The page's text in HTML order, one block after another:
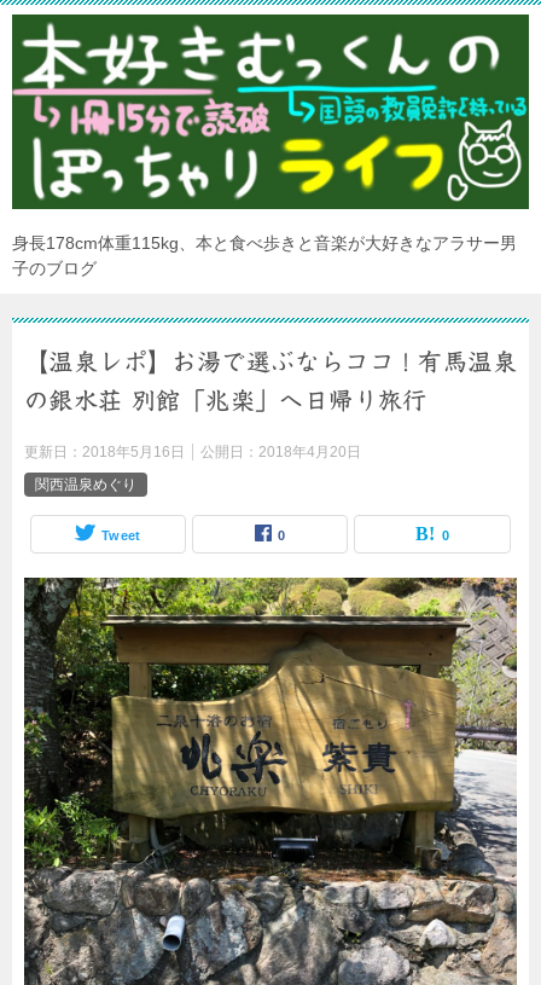
身長178cm体重115kg、本と食べ歩きと音楽が大好きなアラサー男
子のブログ
【温泉レポ】お湯で選ぶならココ！有馬温泉
の銀水荘 別館「兆楽」へ日帰り旅行
更新日： 2018年5月16日 公開日： 2018年4月20日
関西温泉めぐり
Tweet 0 0